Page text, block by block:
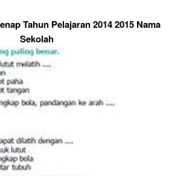
Tahun Pelajaran 2014 2015 Nama
Sekolah